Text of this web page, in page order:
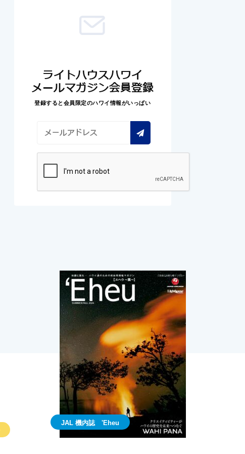
ライトハウスハワイ
メールマガジン会員登録
登録すると会員限定のハワイ情報がいっぱい
JAL 機内誌 'Eheu